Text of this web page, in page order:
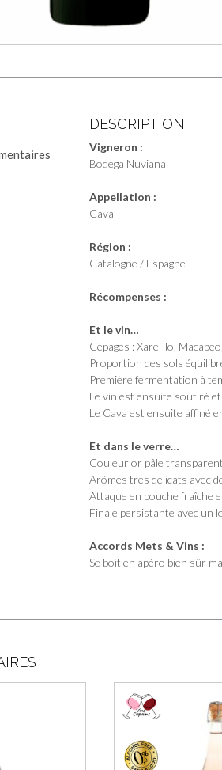
DESCRIPTION
Vigneron :
Bodega Nuviana
Appellation :
Cava
Région :
Catalogne / Espagne
Récompenses :
Et le vin…
Cépages : Xarel-lo,
Proportion des sols
Première fermentation à
Le vin est ensuite soutiré
Le Cava est ensuite affiné
Et dans le verre…
Couleur or pâle
Arômes très délicats avec
Attaque en bouche fraîche
Finale persistante avec un
Accords Mets & Vins :
Se boit en apéro bien sûr